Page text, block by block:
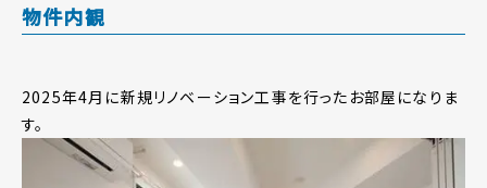
物件内観
2025年4月に新規リノベーション工事を行ったお部屋になりま
す。